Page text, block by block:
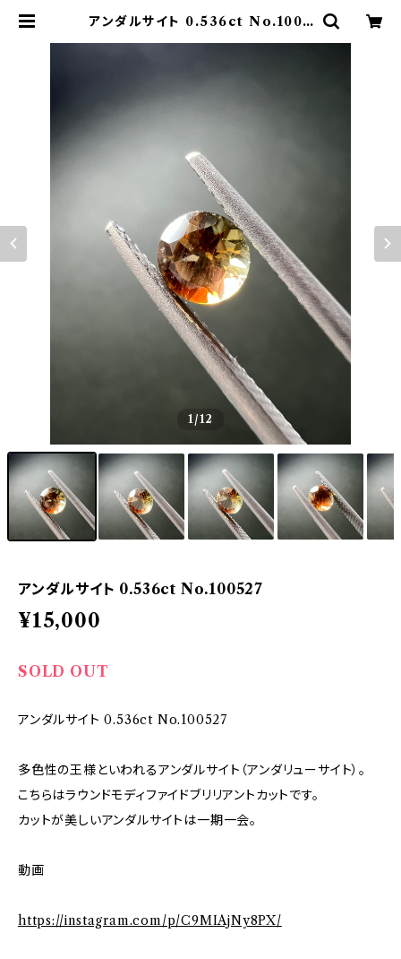
アンダルサイト 0.536ct No.1005
1/12
アンダルサイト 0.536ct No.100527
¥15,000
SOLD OUT
アンダルサイト 0.536ct No.100527
多色性の王様といわれるアンダルサイト（アンダリューサイト）。
こちらはラウンドモディファイドブリリアントカットです。
カットが美しいアンダルサイトは一期一会。
動画
https://instagram.com/p/C9MIAjNy8PX/